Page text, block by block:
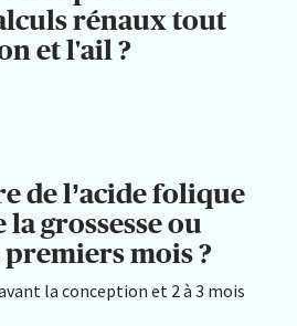
rénaux tout
et l'ail ?
de l’acide folique
grossesse ou
mois ?
la conception et 2 à 3 mois